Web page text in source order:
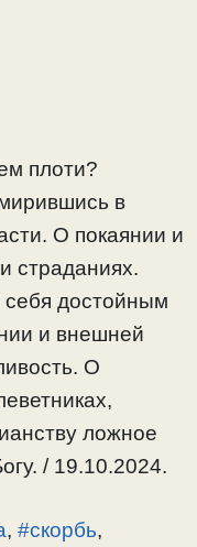
плоти?
в
О покаянии и
страданиях.
достойным
и внешней
О
ложное
/ 19.10.2024.
, #скорбь,